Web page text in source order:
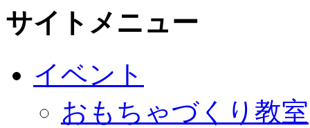
サイトメニュー
イベント
おもちゃづくり教室